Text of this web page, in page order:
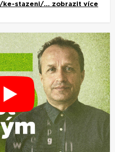
ke-stazeni/... zobrazit více